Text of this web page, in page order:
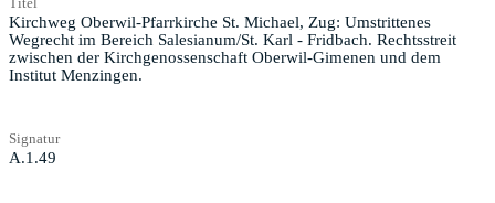
Kirchweg Oberwil-Pfarrkirche St. Michael, Zug: Umstrittenes
Wegrecht im Bereich Salesianum/St. Karl - Fridbach. Rechtsstreit
zwischen der Kirchgenossenschaft Oberwil-Gimenen und dem
Institut Menzingen.
Signatur
A.1.49